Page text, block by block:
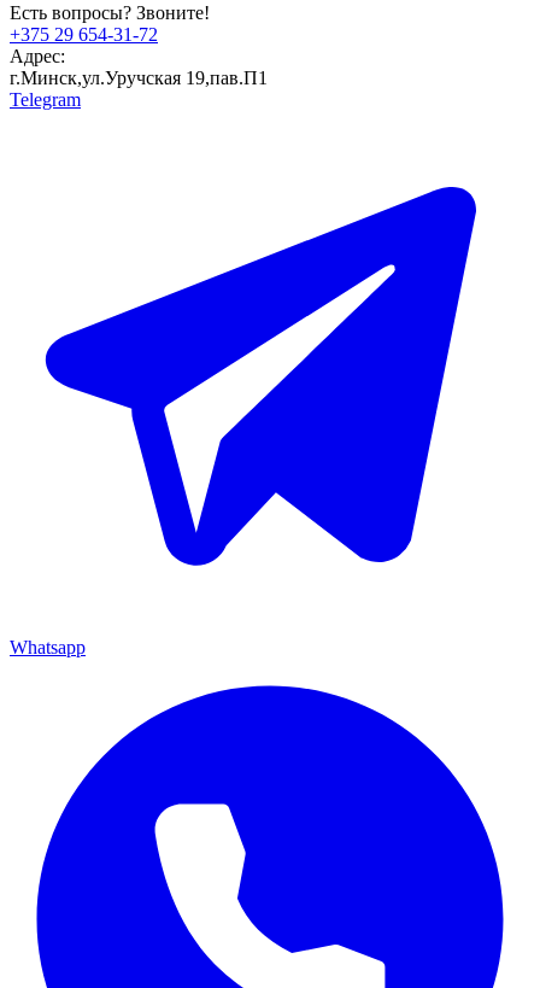
Есть вопросы? Звоните!
+375 29 654-31-72
Адрес:
г.Минск,ул.Уручская 19,пав.П1
Telegram
Whatsapp